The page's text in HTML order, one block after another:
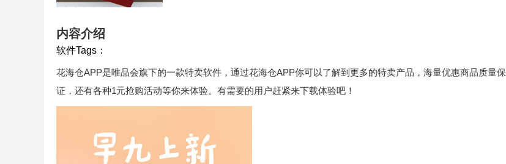
内容介绍
软件Tags：
花海仓APP是唯品会旗下的一款特卖软件，通过花海仓APP你可以了解到更多的特卖产品，海量优惠商品质量保
证，还有各种1元抢购活动等你来体验。有需要的用户赶紧来下载体验吧！